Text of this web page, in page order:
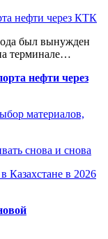
нефти через КТК
был вынужден
терминале…
нефти через
материалов,
снова и снова
Казахстане в 2026